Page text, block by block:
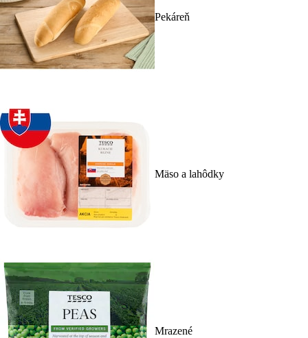
Pekáreň
Mäso a lahôdky
Mrazené